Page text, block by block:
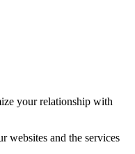
your relationship with
websites and the services